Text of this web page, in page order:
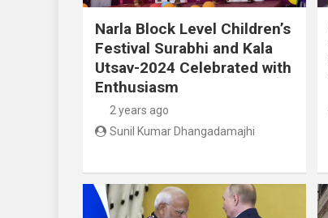
Narla Block Level Children’s
Festival Surabhi and Kala
Utsav-2024 Celebrated with
Enthusiasm
2 years ago
Sunil Kumar Dhangadamajhi